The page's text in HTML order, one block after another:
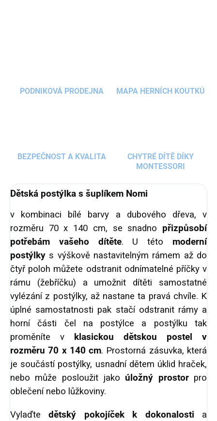
PODNIKOVÁ PRODEJNA MAPA HERNÍCH KOUTKŮ
BEZPEČNOST A KVALITA
CHYTRÉ DÍTĚ DÍKY
MONTESSORI
Dětská postýlka s šuplíkem Nomi
v kombinaci bílé barvy a dubového dřeva, v
rozměru 70 x 140 cm, se snadno přizpůsobí
potřebám vašeho dítěte. U této moderní
postýlky s výškově nastavitelným rámem až do
čtyř poloh můžete odstranit odnímatelné příčky v
rámu (žebříčku) a umožnit dítěti samostatné
vylézání z postýlky, až nastane ta pravá chvíle. K
úplné samostatnosti pak stačí odstranit rámy a
horní části čel na postýlce a postýlku tak
proměníte v klasickou dětskou postel v
rozměru 70 x 140 cm. Prostorná zásuvka, která
je součástí postýlky, usnadní dětem úklid hraček,
nebo může posloužit jako úložný prostorpro
oblečení nebo lůžkoviny.
Vylaďtedětský pokojíček k dokonalosti a